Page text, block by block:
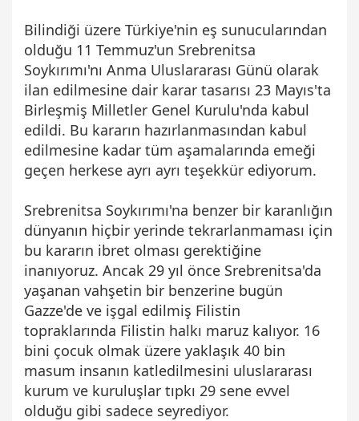
Bilindiği üzere Türkiye'nin eş sunucularından
olduğu 11 Temmuz'un Srebrenitsa
Soykırımı'nı Anma Uluslararası Günü olarak
ilan edilmesine dair karar tasarısı 23 Mayıs'ta
Birleşmiş Milletler Genel Kurulu'nda kabul
edildi. Bu kararın hazırlanmasından kabul
edilmesine kadar tüm aşamalarında emeği
geçen herkese ayrı ayrı teşekkür ediyorum.
Srebrenitsa Soykırımı'na benzer bir karanlığın
dünyanın hiçbir yerinde tekrarlanmaması için
bu kararın ibret olması gerektiğine
inanıyoruz. Ancak 29 yıl önce Srebrenitsa'da
yaşanan vahşetin bir benzerine bugün
Gazze'de ve işgal edilmiş Filistin
topraklarında Filistin halkı maruz kalıyor. 16
bini çocuk olmak üzere yaklaşık 40 bin
masum insanın katledilmesini uluslararası
kurum ve kuruluşlar tıpkı 29 sene evvel
olduğu gibi sadece seyrediyor.